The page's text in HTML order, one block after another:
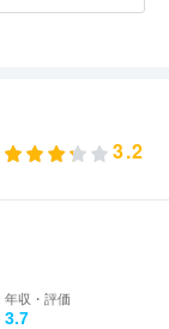
3.2
年収・評価
3.7